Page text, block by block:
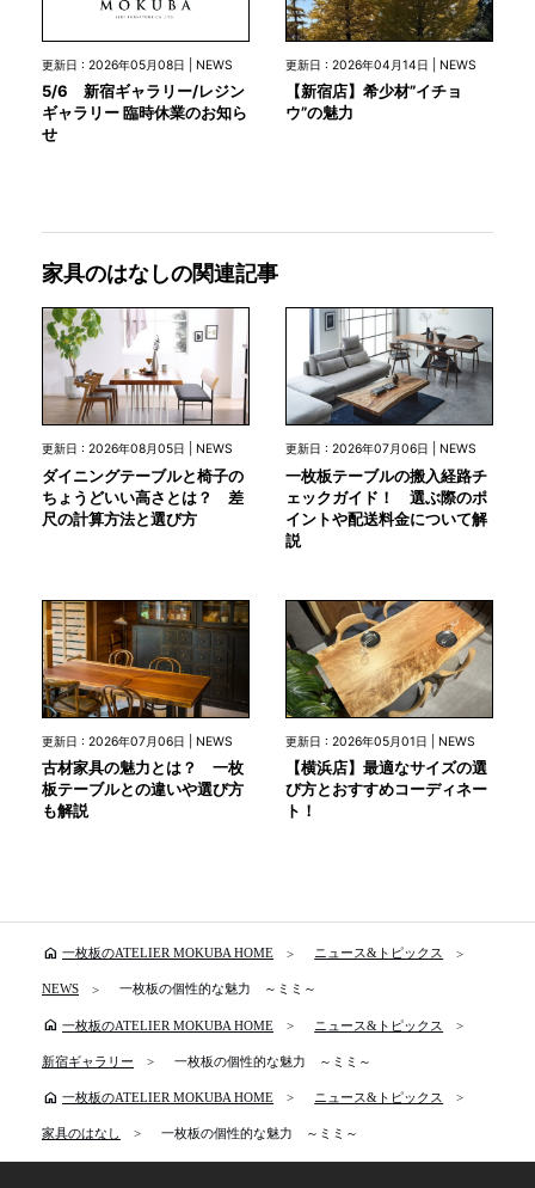
更新日 : 2026年05月08日 | NEWS
5/6 新宿ギャラリー/レジン
ギャラリー 臨時休業のお知ら
せ
更新日 : 2026年04月14日 | NEWS
【新宿店】希少材”イチョ
ウ”の魅力
家具のはなしの関連記事
更新日 : 2026年08月05日 | NEWS
ダイニングテーブルと椅子の
ちょうどいい高さとは？ 差
尺の計算方法と選び方
更新日 : 2026年07月06日 | NEWS
一枚板テーブルの搬入経路チ
ェックガイド！ 選ぶ際のポ
イントや配送料金について解
説
更新日 : 2026年07月06日 | NEWS
古材家具の魅力とは？ 一枚
板テーブルとの違いや選び方
も解説
更新日 : 2026年05月01日 | NEWS
【横浜店】最適なサイズの選
び方とおすすめコーディネー
ト！
home 一枚板のATELIER MOKUBA HOME ニュース&トピックス
NEWS 一枚板の個性的な魅力 ～ミミ～
home 一枚板のATELIER MOKUBA HOME ニュース&トピックス
新宿ギャラリー 一枚板の個性的な魅力 ～ミミ～
home 一枚板のATELIER MOKUBA HOME ニュース&トピックス
家具のはなし 一枚板の個性的な魅力 ～ミミ～